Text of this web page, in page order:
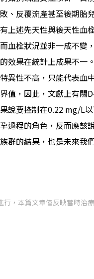
、反覆流產甚至後期胎
上述先天性與後天性血
血栓狀況並非一成不變
效果在統計上成果不
異性不高，只能代表血
值，因此，文獻上有
說要控制在0.22 mg/L
過程的角色，反而應該
群的結果，也是未來我
行，本篇文章僅反映當時治